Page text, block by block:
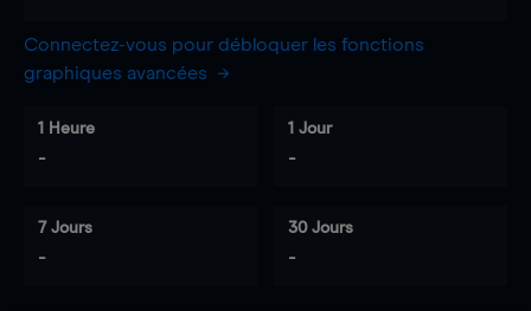
Connectez-vous pour débloquer les fonctions
graphiques avancées
1 Heure
-
1 Jour
-
7 Jours
-
30 Jours
-